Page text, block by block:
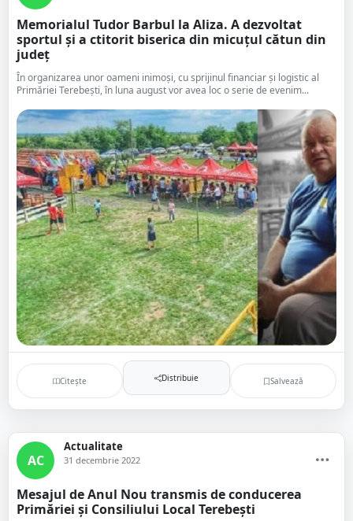
Memorialul Tudor Barbul la Aliza. A dezvoltat
sportul și a ctitorit biserica din micuțul cătun din
județ
În organizarea unor oameni inimoși, cu sprijinul financiar și logistic al
Primăriei Terebești, în luna august vor avea loc o serie de evenim...
Citește Distribuie Salvează
AC
Actualitate
31 decembrie 2022
Mesajul de Anul Nou transmis de conducerea
Primăriei și Consiliului Local Terebești